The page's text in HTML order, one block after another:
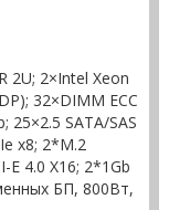
2U; 2×Intel Xeon
32×DIMM ECC
25×2.5 SATA/SAS
x8; 2*M.2
E 4.0 X16; 2*1Gb
БП, 800Вт,